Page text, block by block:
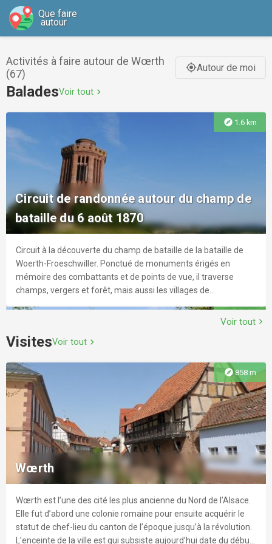
Que faire
autour
Activités à faire autour de Wœrth
(67)
gps_fixedAutour de moi
BaladesVoir tout chevron_right
explore 1.6 km
Circuit de randonnée autour du champ de
bataille du 6 août 1870
Circuit à la découverte du champ de bataille de la bataille de
Woerth-Froeschwiller. Ponctué de monuments érigés en
mémoire des combattants et de points de vue, il traverse
champs, vergers et forêt, mais aussi les villages de
explore
Promenade le long du sentier des Turcos
Ce sentier d'interprétation rend hommage aux combattants
des 2 camps de la bataille de Woerth-Froeschwiller, plus
connue sous le nom de bataille de Reichshoffen. Parmi eux, les
Turcos, des tirailleurs venus d’Algérie alors colonie française.
Imaginez quelle devait être la surprise des habitants à cette
époque en voyant ces soldats à la peau sombre, aux pantalons
bouffants et aux vestes chatoyantes ! D'une longueur de 1,9
km et ponctué de 14 panneaux, il vous permettra de découvrir
explore2.3 km
Voir tout chevron_right
VisitesVoir tout chevron_right
explore858 m
Wœrth
Wœrth est l’une des cité les plus ancienne du Nord de l’Alsace.
Elle fut d’abord une colonie romaine pour ensuite acquérir le
statut de chef-lieu du canton de l’époque jusqu’à la révolution.
L’enceinte de la ville est qui subsiste aujourd’hui date du début